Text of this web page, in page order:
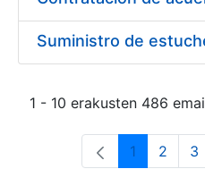
1 - 10 erakusten 486
Orrialdea
1 2 3